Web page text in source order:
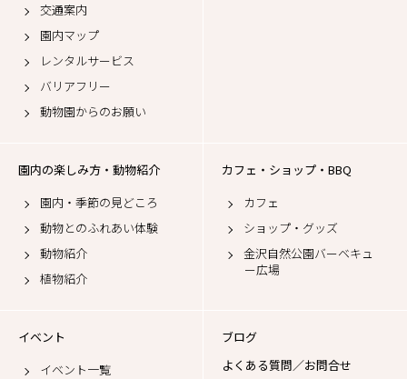
交通案内
園内マップ
レンタルサービス
バリアフリー
動物園からのお願い
園内の楽しみ方・動物紹介
園内・季節の見どころ
動物とのふれあい体験
動物紹介
植物紹介
カフェ・ショップ・BBQ
カフェ
ショップ・グッズ
金沢自然公園バーベキュ
ー広場
イベント
イベント一覧
ブログ
よくある質問／お問合せ